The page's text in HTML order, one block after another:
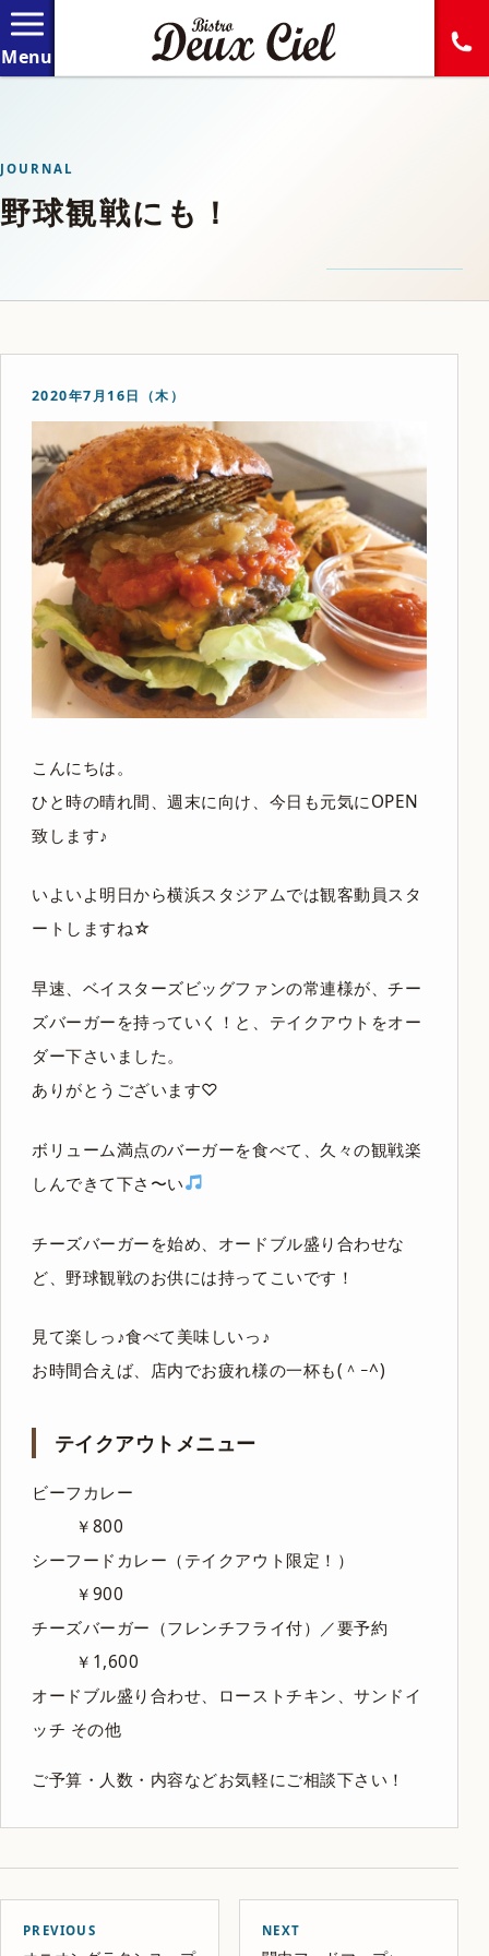
JOURNAL
野球観戦にも！
2020年7月16日（木）
こんにちは。
ひと時の晴れ間、週末に向け、今日も元気にOPEN
致します♪
いよいよ明日から横浜スタジアムでは観客動員スタ
ートしますね☆
早速、ベイスターズビッグファンの常連様が、チー
ズバーガーを持っていく！と、テイクアウトをオー
ダー下さいました。
ありがとうございます♡
ボリューム満点のバーガーを食べて、久々の観戦楽
しんできて下さ〜い
チーズバーガーを始め、オードブル盛り合わせな
ど、野球観戦のお供には持ってこいです！
見て楽しっ♪食べて美味しいっ♪
お時間合えば、店内でお疲れ様の一杯も(＾ｰ^)
テイクアウトメニュー
ビーフカレー
￥800
シーフードカレー（テイクアウト限定！）
￥900
チーズバーガー（フレンチフライ付）／要予約
￥1,600
オードブル盛り合わせ、ローストチキン、サンドイ
ッチ その他
ご予算・人数・内容などお気軽にご相談下さい！
PREVIOUS NEXT